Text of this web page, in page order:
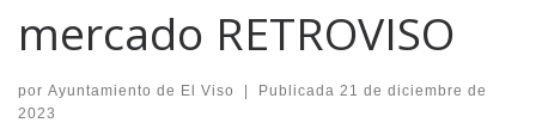
mercado RETROVISO
por Ayuntamiento de El Viso | Publicada 21 de diciembre de
2023